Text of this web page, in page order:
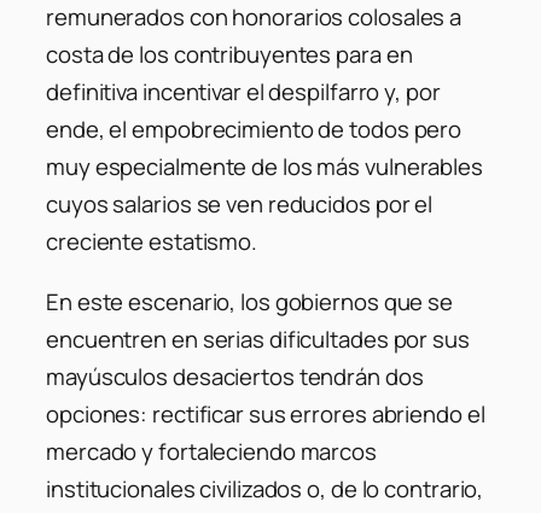
remunerados con honorarios colosales a
costa de los contribuyentes para en
definitiva incentivar el despilfarro y, por
ende, el empobrecimiento de todos pero
muy especialmente de los más vulnerables
cuyos salarios se ven reducidos por el
creciente estatismo.
En este escenario, los gobiernos que se
encuentren en serias dificultades por sus
mayúsculos desaciertos tendrán dos
opciones: rectificar sus errores abriendo el
mercado y fortaleciendo marcos
institucionales civilizados o, de lo contrario,